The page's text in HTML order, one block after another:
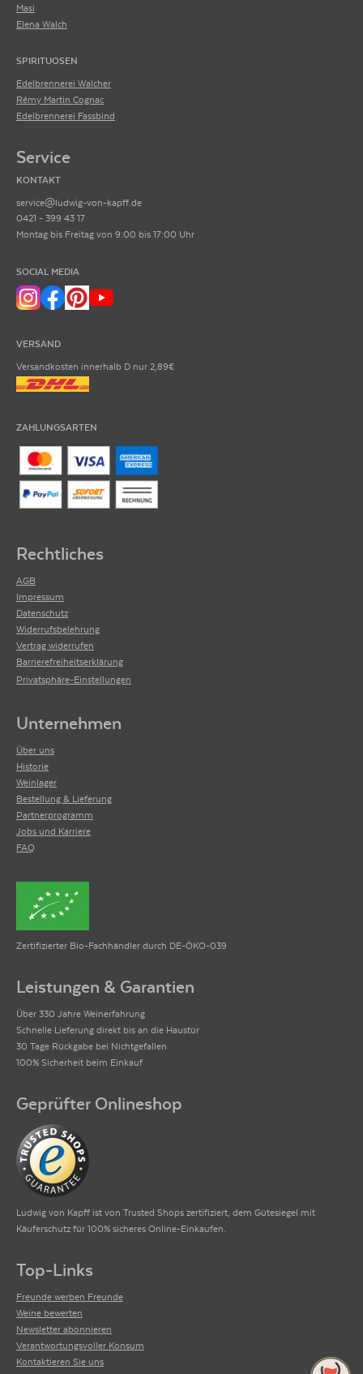
Masi
Elena Walch
SPIRITUOSEN
Edelbrennerei Walcher
Rémy Martin Cognac
Edelbrennerei Fassbind
Service
KONTAKT
service@ludwig-von-kapff.de
0421 - 399 43 17
Montag bis Freitag von 9:00 bis 17:00 Uhr
SOCIAL MEDIA
VERSAND
Versandkosten innerhalb D nur 2,89€
ZAHLUNGSARTEN
Rechtliches
AGB
Impressum
Datenschutz
Widerrufsbelehrung
Vertrag widerrufen
Barrierefreiheitserklärung
Privatsphäre-Einstellungen
Unternehmen
Über uns
Historie
Weinlager
Bestellung & Lieferung
Partnerprogramm
Jobs und Karriere
FAQ
Zertifizierter Bio-Fachhändler durch DE-ÖKO-039
Leistungen & Garantien
Über 330 Jahre Weinerfahrung
Schnelle Lieferung direkt bis an die Haustür
30 Tage Rückgabe bei Nichtgefallen
100% Sicherheit beim Einkauf
Geprüfter Onlineshop
Ludwig von Kapff ist von Trusted Shops zertifiziert, dem Gütesiegel mit
Käuferschutz für 100% sicheres Online-Einkaufen.
Top-Links
Freunde werben Freunde
Weine bewerten
Newsletter abonnieren
Verantwortungsvoller Konsum
Kontaktieren Sie uns